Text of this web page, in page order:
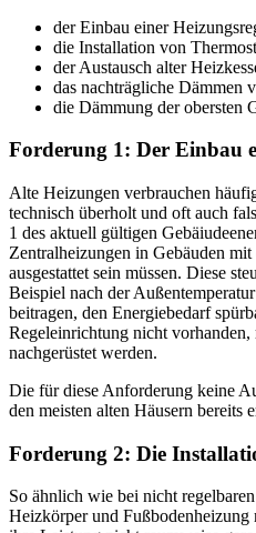
der Einbau einer
die Installation von
der Austausch alter
das nachträgliche Dämmen
die Dämmung der obersten
Forderung 1: Der Einbau
Alte Heizungen verbrauchen
technisch überholt und oft auch
1 des aktuell gültigen
Zentralheizungen in Gebäuden
ausgestattet sein müssen. Diese
Beispiel nach der
beitragen, den Energiebedarf
Regeleinrichtung nicht vorhanden,
nachgerüstet werden.
Die für diese Anforderung keine
den meisten alten Häusern bereits
Forderung 2: Die
So ähnlich wie bei nicht
Heizkörper und Fußbodenheizung